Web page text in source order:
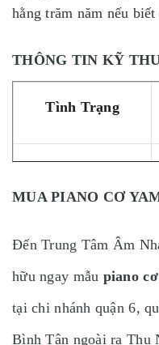
hằng trăm năm nếu
THÔNG TIN KỸ
Tình Trạng
MUA PIANO CƠ
Đến Trung Tâm Âm
hữu ngay mẫu piano
tại chi nhánh quận 6,
Bình Tân ngoài ra Thu